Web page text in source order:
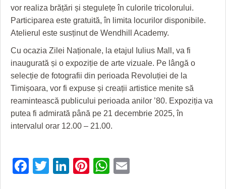
HARTA TIMIŞOAREI
LICEE, ŞCOLI ŞI GRĂDINIŢE DIN TIMIŞ
PRIMĂRIILE DIN TIMIŞ
SFATUL MEDICULUI
SFATURI JURIDICE
vor realiza brățări și stegulețe în culorile tricolorului.
Participarea este gratuită, în limita locurilor disponibile.
Atelierul este susținut de Wendhill Academy.
Cu ocazia Zilei Naționale, la etajul Iulius Mall, va fi
inaugurată și o expoziție de arte vizuale. Pe lângă o
selecție de fotografii din perioada Revoluției de la
Timișoara, vor fi expuse și creații artistice menite să
reamintească publicului perioada anilor ’80. Expoziția va
putea fi admirată până pe 21 decembrie 2025, în
intervalul orar 12.00 – 21.00.
Facebook
Twitter
LinkedIn
Pinterest
WhatsApp